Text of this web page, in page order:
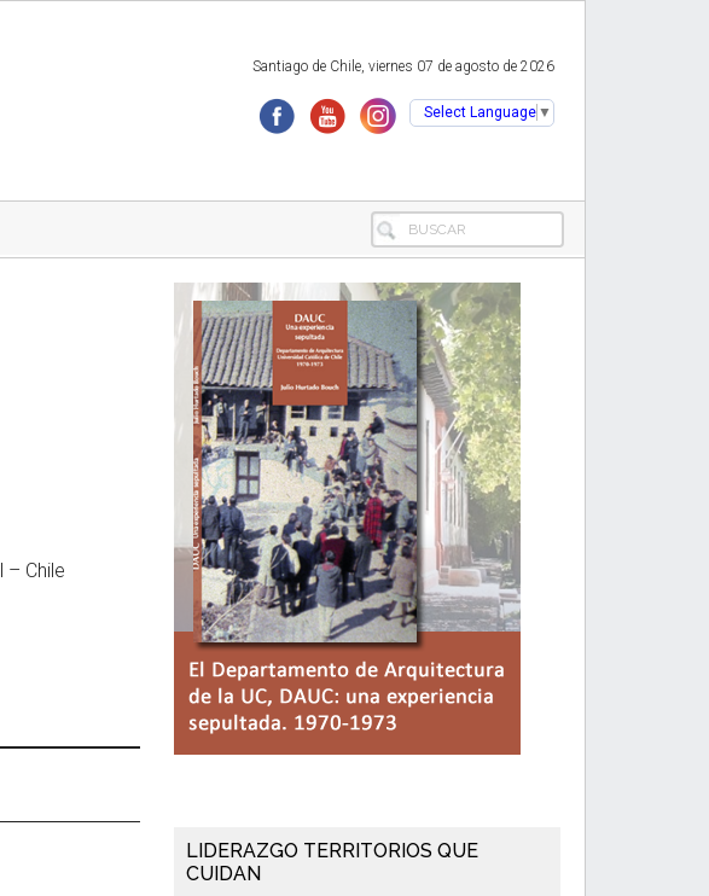
Santiago de Chile, viernes 07 de agosto de 2026
Select Language ▼
BUSCAR
– Chile
Primary
Sidebar
LIDERAZGO TERRITORIOS QUE
CUIDAN